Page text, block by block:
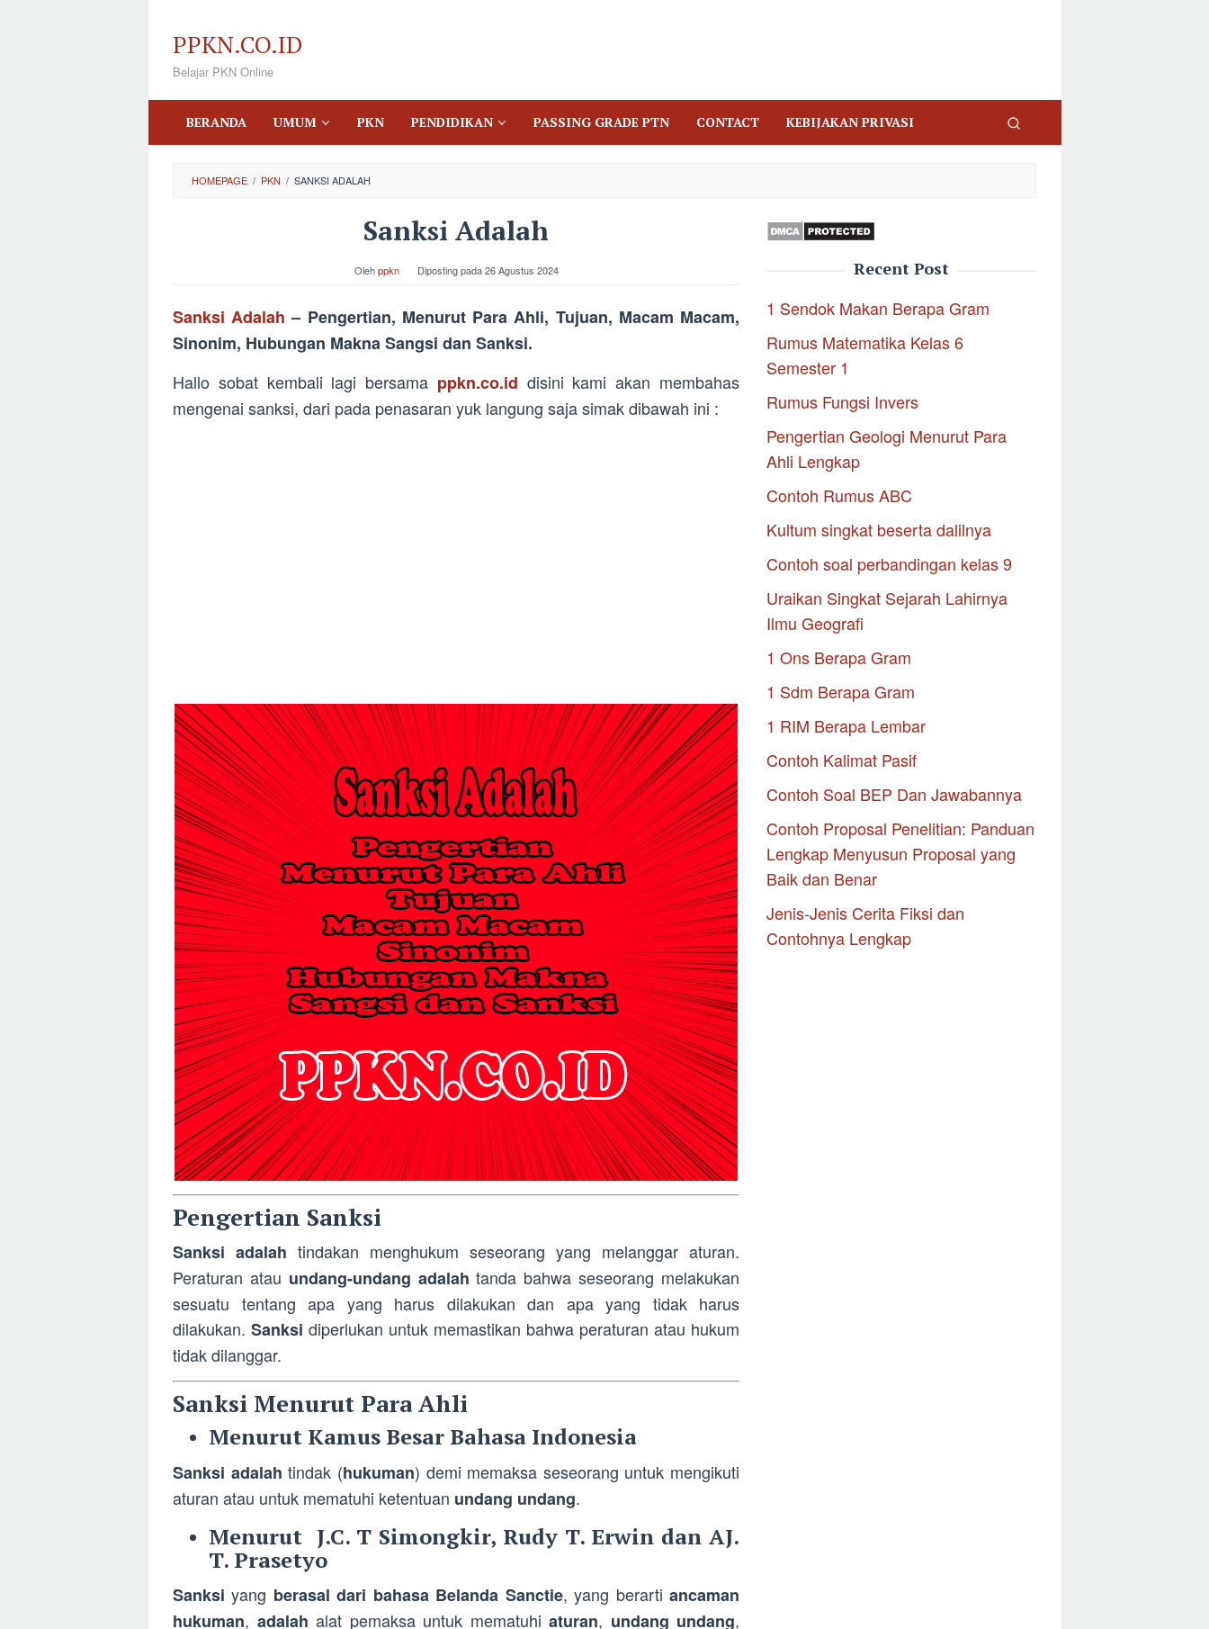
konten
PPKN.CO.ID
Belajar PKN Online
BERANDA UMUM PKN PENDIDIKAN PASSING GRADE PTN CONTACT KEBIJAKAN PRIVASI
HOMEPAGE / PKN / SANKSI ADALAH
Sanksi Adalah
Olehppkn Diposting pada26 Agustus 2024
Sanksi Adalah – Pengertian, Menurut Para Ahli, Tujuan, Macam Macam,
Sinonim, Hubungan Makna Sangsi dan Sanksi.
Hallo sobat kembali lagi bersama ppkn.co.id disini kami akan membahas
mengenai sanksi, dari pada penasaran yuk langung saja simak dibawah ini :
Pengertian Sanksi
Sanksi adalah tindakan menghukum seseorang yang melanggar aturan.
Peraturan atau undang-undang adalah tanda bahwa seseorang melakukan
sesuatu tentang apa yang harus dilakukan dan apa yang tidak harus
dilakukan. Sanksi diperlukan untuk memastikan bahwa peraturan atau hukum
tidak dilanggar.
Sanksi Menurut Para Ahli
Menurut Kamus Besar Bahasa Indonesia
Sanksi adalah tindak (hukuman) demi memaksa seseorang untuk mengikuti
aturan atau untuk mematuhi ketentuan undang undang.
Menurut J.C. T Simongkir, Rudy T. Erwin dan AJ.
T. Prasetyo
Sanksi yang berasal dari bahasa Belanda Sanctie, yang berartiancaman
hukuman, adalah alat pemaksa untuk mematuhi aturan, undang undang,
Recent Post
1 Sendok Makan Berapa Gram
Rumus Matematika Kelas 6
Semester 1
Rumus Fungsi Invers
Pengertian Geologi Menurut Para
Ahli Lengkap
Contoh Rumus ABC
Kultum singkat beserta dalilnya
Contoh soal perbandingan kelas 9
Uraikan Singkat Sejarah Lahirnya
Ilmu Geografi
1 Ons Berapa Gram
1 Sdm Berapa Gram
1 RIM Berapa Lembar
Contoh Kalimat Pasif
Contoh Soal BEP Dan Jawabannya
Contoh Proposal Penelitian: Panduan
Lengkap Menyusun Proposal yang
Baik dan Benar
Jenis-Jenis Cerita Fiksi dan
Contohnya Lengkap